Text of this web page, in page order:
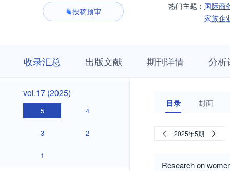
投稿预审
热门主题： 国际商
家族企
收录汇总 出版文献 期刊详情 分析
vol.17
(2025)
vol.17 (2025)
5 4
3 2
1
目录 封面
2025年5期
Research on